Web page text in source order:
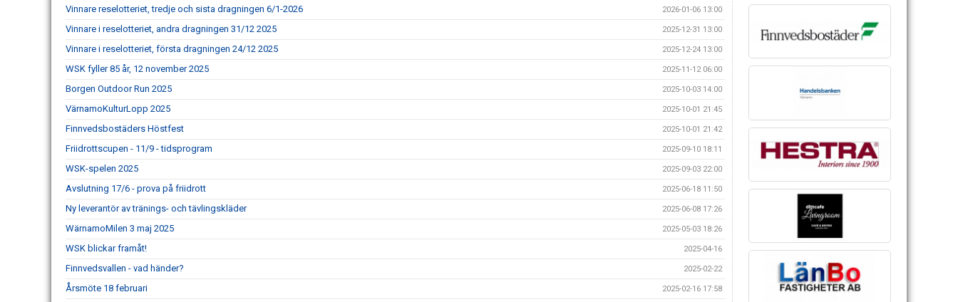
Vinnare reselotteriet, tredje och sista dragningen 6/1-2026 2026-01-06 13:00
Vinnare i reselotteriet, andra dragningen 31/12 2025 2025-12-31 13:00
Vinnare i reselotteriet, första dragningen 24/12 2025 2025-12-24 13:00
WSK fyller 85 år, 12 november 2025 2025-11-12 06:00
Borgen Outdoor Run 2025 2025-10-03 14:00
VärnamoKulturLopp 2025 2025-10-01 21:45
Finnvedsbostäders Höstfest 2025-10-01 21:42
Friidrottscupen - 11/9 - tidsprogram 2025-09-10 18:11
WSK-spelen 2025 2025-09-03 22:00
Avslutning 17/6 - prova på friidrott 2025-06-18 11:50
Ny leverantör av tränings- och tävlingskläder 2025-06-08 17:26
WärnamoMilen 3 maj 2025 2025-05-03 18:26
WSK blickar framåt! 2025-04-16
Finnvedsvallen - vad händer? 2025-02-22
Årsmöte 18 februari 2025-02-16 17:58